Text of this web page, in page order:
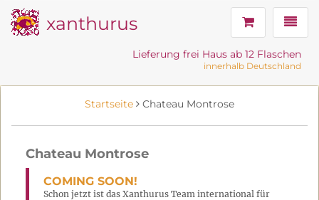
xanthurus
Lieferung frei Haus ab 12 Flaschen
innerhalb Deutschland
Startseite Chateau Montrose
Chateau Montrose
COMING SOON!
Schon jetzt ist das Xanthurus Team international für